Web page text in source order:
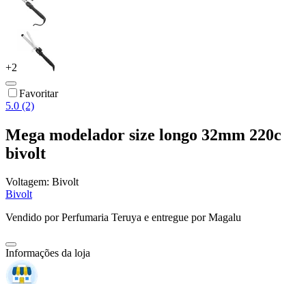
+2
Favoritar
5.0 (2)
Mega modelador size longo 32mm 220c
bivolt
Voltagem: Bivolt
Bivolt
Vendido porPerfumaria Teruya e entregue por Magalu
Informações da loja